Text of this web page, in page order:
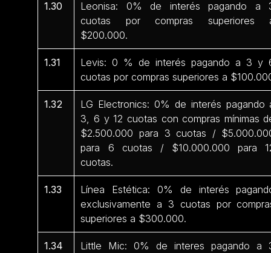
1.30
Leonisa: 0% de interés pagando a
cuotas por compras superiores
$200.000.
1.31
Levis: 0 % de interés pagando a 3 y
cuotas por compras superiores a
1.32
LG Electronics: 0% de interés pagando
3, 6 y 12 cuotas con compras mínimas
$2.500.000 para 3 cuotas /
para 6 cuotas / $10.000.000 para
cuotas.
1.33
Línea Estética: 0% de interés
exclusivamente a 3 cuotas por
superiores a $300.000.
1.34
Little Mic: 0% de interes pagando a